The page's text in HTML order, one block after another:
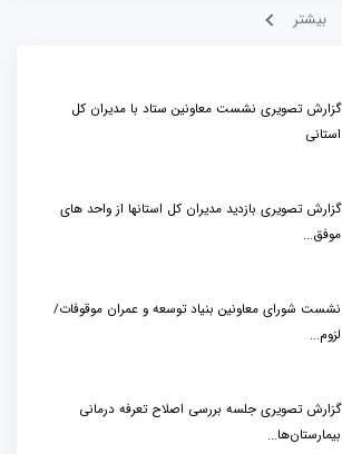
بيشتر
گزارش تصویری نشست معاونین ستاد با مدیران کل
استانی
گزارش تصویری بازدید مدیران کل استانها از واحد های
موفق...
نشست شورای معاونین بنیاد توسعه و عمران موقوفات/
لزوم...
گزارش تصویری جلسه بررسی اصلاح تعرفه درمانی
بیمارستان‌ها...